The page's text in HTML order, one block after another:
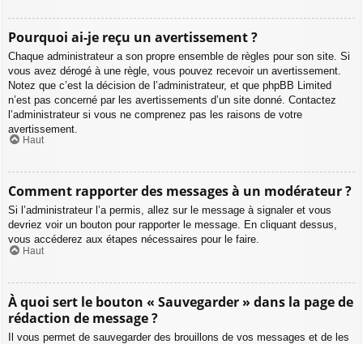
Pourquoi ai-je reçu un avertissement ?
Chaque administrateur a son propre ensemble de règles pour son site. Si
vous avez dérogé à une règle, vous pouvez recevoir un avertissement.
Notez que c’est la décision de l’administrateur, et que phpBB Limited
n’est pas concerné par les avertissements d’un site donné. Contactez
l’administrateur si vous ne comprenez pas les raisons de votre
avertissement.
Haut
Comment rapporter des messages à un modérateur ?
Si l’administrateur l’a permis, allez sur le message à signaler et vous
devriez voir un bouton pour rapporter le message. En cliquant dessus,
vous accéderez aux étapes nécessaires pour le faire.
Haut
À quoi sert le bouton « Sauvegarder » dans la page de
rédaction de message ?
Il vous permet de sauvegarder des brouillons de vos messages et de les